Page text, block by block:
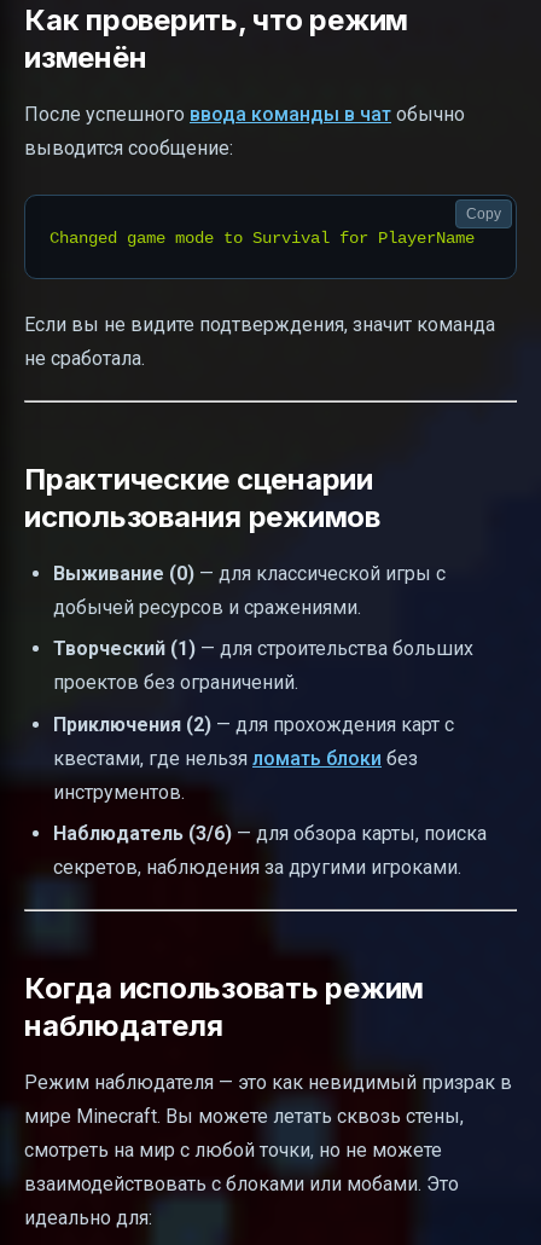
Как проверить, что режим
изменён
После успешного ввода команды в чат обычно
выводится сообщение:
Copy
Если вы не видите подтверждения, значит команда
не сработала.
Практические сценарии
использования режимов
Выживание (0) — для классической игры с
добычей ресурсов и сражениями.
Творческий (1) — для строительства больших
проектов без ограничений.
Приключения (2) — для прохождения карт с
квестами, где нельзя ломать блоки без
инструментов.
Наблюдатель (3/6) — для обзора карты, поиска
секретов, наблюдения за другими игроками.
Когда использовать режим
наблюдателя
Режим наблюдателя — это как невидимый призрак в
мире Minecraft. Вы можете летать сквозь стены,
смотреть на мир с любой точки, но не можете
взаимодействовать с блоками или мобами. Это
идеально для: